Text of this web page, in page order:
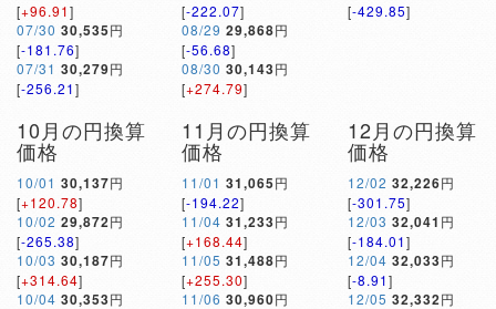
[+96.91]
07/30 30,535円
[-181.76]
07/31 30,279円
[-256.21]
[-222.07]
08/29 29,868円
[-56.68]
08/30 30,143円
[+274.79]
[-429.85]
10月の円換算
価格
10/01 30,137円
[+120.78]
10/02 29,872円
[-265.38]
10/03 30,187円
[+314.64]
10/04 30,353円
11月の円換算
価格
11/01 31,065円
[-194.22]
11/04 31,233円
[+168.44]
11/05 31,488円
[+255.30]
11/06 30,960円
12月の円換算
価格
12/02 32,226円
[-301.75]
12/03 32,041 円
[-184.01]
12/04 32,033円
[-8.91]
12/05 32,332円